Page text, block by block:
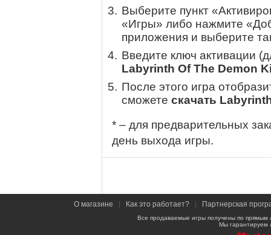
Выберите пункт
«Игры» либо нажмите
приложения и выберите
Введите ключ активации
Labyrinth Of The Demon
После этого игра
сможете скачать
* – для предварительных
день выхода игры.
О магазине Как это работает? Партнерская
Все продаваемые игры получены по
Мы гарантируем